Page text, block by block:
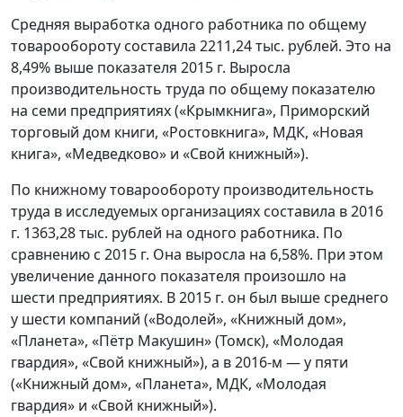
Средняя выработка одного работника по общему
товарообороту составила 2211,24 тыс. рублей. Это на
8,49% выше показателя 2015 г. Выросла
производительность труда по общему показателю
на семи предприятиях («Крымкнига», Приморский
торговый дом книги, «Ростовкнига», МДК, «Новая
книга», «Медведково» и «Свой книжный»).
По книжному товарообороту производительность
труда в исследуемых организациях составила в 2016
г. 1363,28 тыс. рублей на одного работника. По
сравнению с 2015 г. Она выросла на 6,58%. При этом
увеличение данного показателя произошло на
шести предприятиях. В 2015 г. он был выше среднего
у шести компаний («Водолей», «Книжный дом»,
«Планета», «Пётр Макушин» (Томск), «Молодая
гвардия», «Свой книжный»), а в 2016-м — у пяти
(«Книжный дом», «Планета», МДК, «Молодая
гвардия» и «Свой книжный»).